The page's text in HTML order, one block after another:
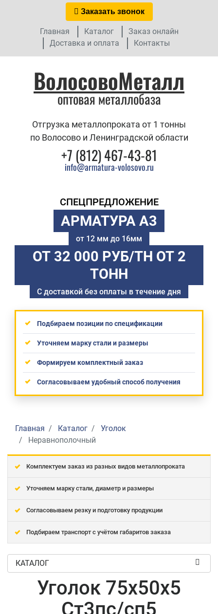
Заказать звонок
Главная Каталог
Заказ онлайн
Доставка и оплата
Контакты
ВолосовоМеталл
оптовая металлобаза
Отгрузка металлопроката от 1 тонны
по Волосово и Ленинградской области
+7 (812) 467-43-81
info@armatura-volosovo.ru
СПЕЦПРЕДЛОЖЕНИЕ
АРМАТУРА А3
от 12 мм до 16мм
ОТ 32 000 РУБ/ТН ОТ 2
ТОНН
С доставкой без оплаты в течение дня
Подбираем позиции по спецификации
Уточняем марку стали и размеры
Формируем комплектный заказ
Согласовываем удобный способ получения
Главная Каталог
Уголок
Неравнополочный
Комплектуем заказ из разных видов металлопроката
Уточняем марку стали, диаметр и размеры
Согласовываем резку и подготовку продукции
Подбираем транспорт с учётом габаритов заказа
КАТАЛОГ
Уголок 75x50x5
Ст3пс/сп5